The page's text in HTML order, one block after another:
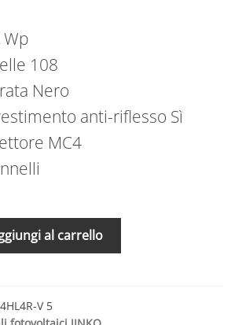
108
Nero
anti-riflesso Sì
MC4
al carrello
V 5